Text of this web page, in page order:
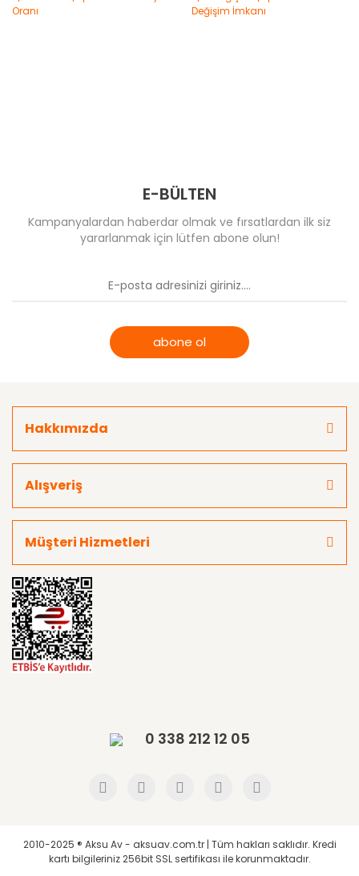
E-BÜLTEN
Kampanyalardan haberdar olmak ve fırsatlardan ilk siz
yararlanmak için lütfen abone olun!
abone ol
Hakkımızda
Alışveriş
Müşteri Hizmetleri
0 338 212 12 05
2010-2025 ® Aksu Av - aksuav.com.tr | Tüm hakları saklıdır. Kredi
kartı bilgileriniz 256bit SSL sertifikası ile korunmaktadır.